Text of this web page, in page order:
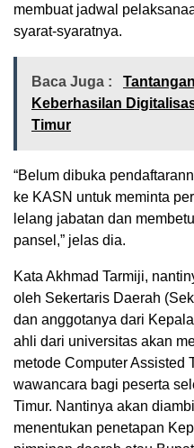
membuat jadwal
syarat-syaratnya.
Baca Juga :
Keberhasilan
Timur
“Belum dibuka
ke KASN untuk meminta
lelang jabatan dan
pansel,” jelas dia.
Kata Akhmad Tarmiji,
oleh Sekertaris Daerah
dan anggotanya dari
ahli dari universitas akan
metode Computer Assisted
wawancara bagi peserta
Timur. Nantinya akan
menentukan penetapan